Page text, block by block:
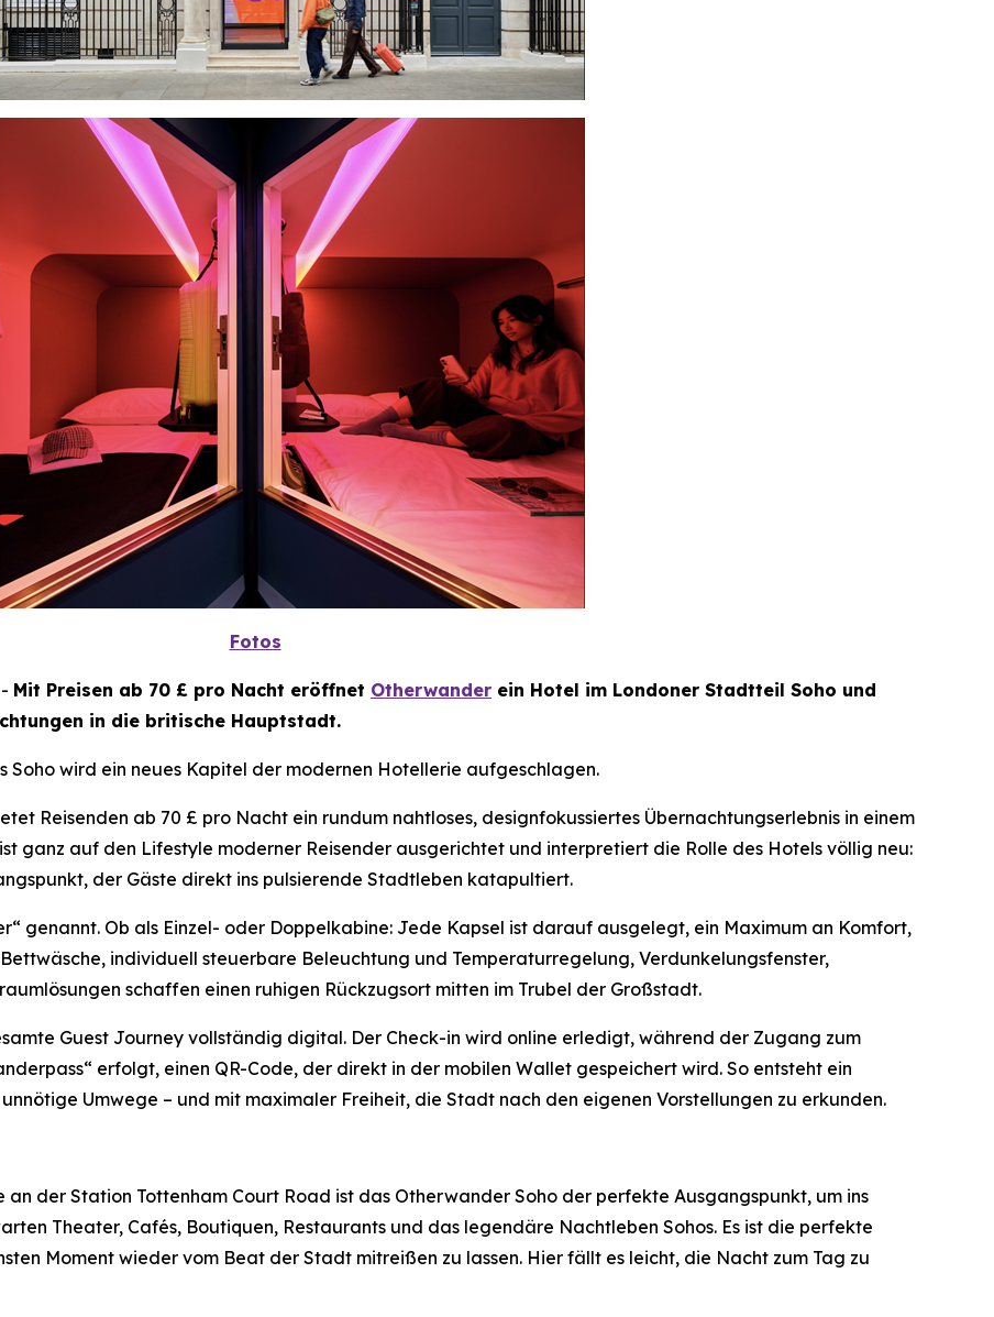
Fotos
Mit Preisen ab 70 £ pro Nacht eröffnet Otherwander ein Hotel im Londoner Stadtteil Soho und
in die britische Hauptstadt.
wird ein neues Kapitel der modernen Hotellerie aufgeschlagen.
Reisenden ab 70 £ pro Nacht ein rundum nahtloses, designfokussiertes Übernachtungserlebnis in einem
ganz auf den Lifestyle moderner Reisender ausgerichtet und interpretiert die Rolle des Hotels völlig neu:
der Gäste direkt ins pulsierende Stadtleben katapultiert.
genannt. Ob als Einzel- oder Doppelkabine: Jede Kapsel ist darauf ausgelegt, ein Maximum an Komfort,
individuell steuerbare Beleuchtung und Temperaturregelung, Verdunkelungsfenster,
schaffen einen ruhigen Rückzugsort mitten im Trubel der Großstadt.
Guest Journey vollständig digital. Der Check-in wird online erledigt, während der Zugang zum
erfolgt, einen QR-Code, der direkt in der mobilen Wallet gespeichert wird. So entsteht ein
Umwege – und mit maximaler Freiheit, die Stadt nach den eigenen Vorstellungen zu erkunden.
der Station Tottenham Court Road ist das Otherwander Soho der perfekte Ausgangspunkt, um ins
Theater, Cafés, Boutiquen, Restaurants und das legendäre Nachtleben Sohos. Es ist die perfekte
Moment wieder vom Beat der Stadt mitreißen zu lassen. Hier fällt es leicht, die Nacht zum Tag zu